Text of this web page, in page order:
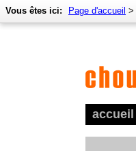
accueil
Vous êtes ici: Page d'accueil >